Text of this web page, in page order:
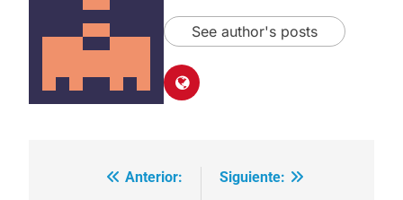
See author's posts
Navegación
Anterior:
Siguiente: